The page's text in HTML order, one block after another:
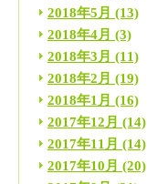
2018年5月 (13)
2018年4月 (3)
2018年3月 (11)
2018年2月 (19)
2018年1月 (16)
2017年12月 (14)
2017年11月 (14)
2017年10月 (20)